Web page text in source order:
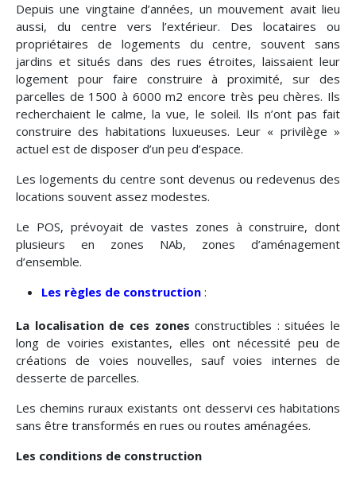
Depuis une vingtaine d’années, un mouvement avait lieu
aussi, du centre vers l’extérieur. Des locataires ou
propriétaires de logements du centre, souvent sans
jardins et situés dans des rues étroites, laissaient leur
logement pour faire construire à proximité, sur des
parcelles de 1500 à 6000 m2 encore très peu chères. Ils
recherchaient le calme, la vue, le soleil. Ils n’ont pas fait
construire des habitations luxueuses. Leur « privilège »
actuel est de disposer d’un peu d’espace.
Les logements du centre sont devenus ou redevenus des
locations souvent assez modestes.
Le POS, prévoyait de vastes zones à construire, dont
plusieurs en zones NAb, zones d’aménagement
d’ensemble.
Les règles de construction :
La localisation de ces zones constructibles : situées le
long de voiries existantes, elles ont nécessité peu de
créations de voies nouvelles, sauf voies internes de
desserte de parcelles.
Les chemins ruraux existants ont desservi ces habitations
sans être transformés en rues ou routes aménagées.
Les conditions de construction